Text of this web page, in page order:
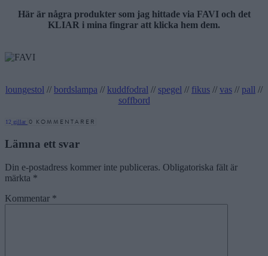
Här är några produkter som jag hittade via FAVI och det
KLIAR i mina fingrar att klicka hem dem.
loungestol // bordslampa // kuddfodral // spegel // fikus // vas // pall //
soffbord
12 gillar 0 KOMMENTARER
Lämna ett svar
Din e-postadress kommer inte publiceras. Obligatoriska fält är
märkta *
Kommentar *